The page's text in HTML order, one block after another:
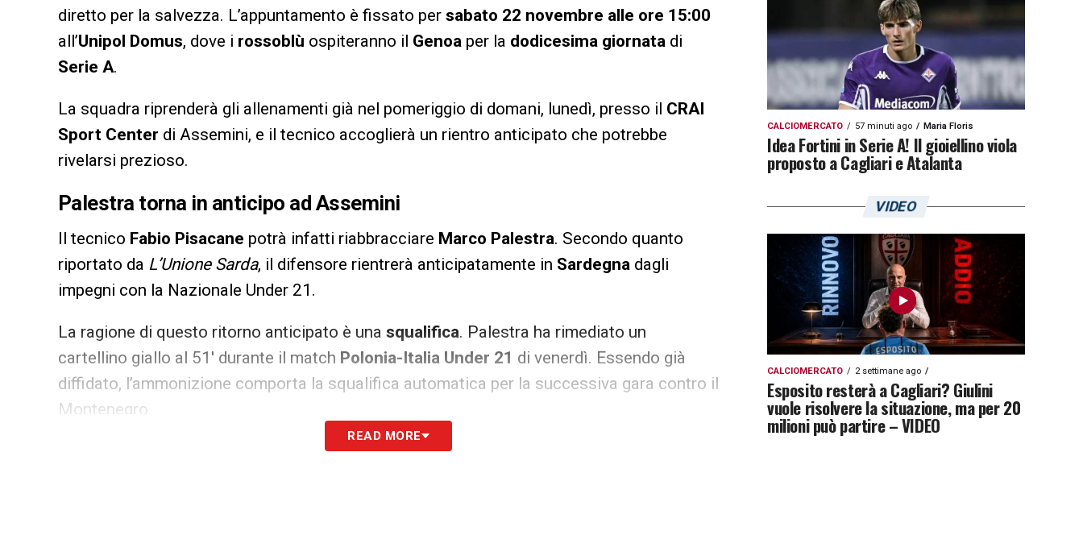
diretto per la salvezza. L’appuntamento è fissato per sabato 22 novembre alle ore 15:00
all’Unipol Domus, dove i rossoblù ospiteranno il Genoa per la dodicesima giornata di
Serie A.
La squadra riprenderà gli allenamenti già nel pomeriggio di domani, lunedì, presso il CRAI
Sport Center di Assemini, e il tecnico accoglierà un rientro anticipato che potrebbe
rivelarsi prezioso.
Palestra torna in anticipo ad Assemini
Il tecnico Fabio Pisacane potrà infatti riabbracciare Marco Palestra. Secondo quanto
riportato da L’Unione Sarda, il difensore rientrerà anticipatamente in Sardegna dagli
impegni con la Nazionale Under 21.
La ragione di questo ritorno anticipato è una squalifica. Palestra ha rimediato un
cartellino giallo al 51′ durante il match Polonia-Italia Under 21 di venerdì. Essendo già
diffidato, l’ammonizione comporta la squalifica automatica per la successiva gara contro il
Montenegro.
Di conseguenza, l’esterno non partirà con i compagni della Nazionale per la trasferta,
READ MORE
CALCIOMERCATO 57 minuti ago Maria Floris
Idea Fortini in Serie A! Il gioiellino viola
proposto a Cagliari e Atalanta
VIDEO
CALCIOMERCATO 2 settimane ago
Esposito resterà a Cagliari? Giulini
vuole risolvere la situazione, ma per 20
milioni può partire – VIDEO